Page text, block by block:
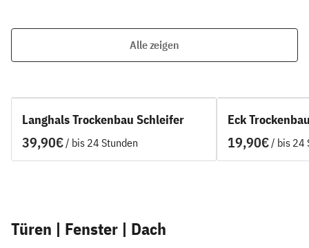
Alle zeigen
Langhals Trockenbau Schleifer
/
Eck
/
Türen | Fenster | Dach